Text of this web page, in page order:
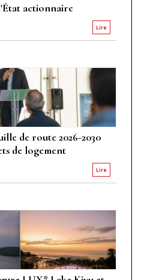
actionnaire
Lire
de route 2026-2030
de logement
Lire